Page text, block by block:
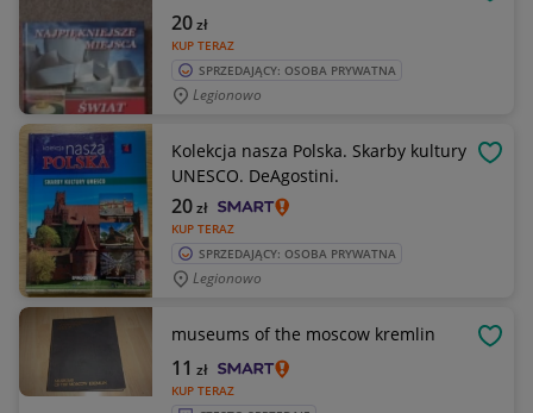
KUP TERAZ
20zł
SPRZEDAJĄCY: OSOBA PRYWATNA
Legionowo
Kolekcja nasza Polska. Skarby kultury
UNESCO. DeAgostini.
KUP TERAZ
20zł
SPRZEDAJĄCY: OSOBA PRYWATNA
Legionowo
museums of the moscow kremlin
KUP TERAZ
11 zł